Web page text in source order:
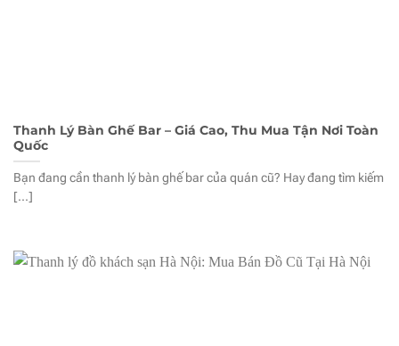
Thanh Lý Bàn Ghế Bar – Giá Cao, Thu Mua Tận Nơi Toàn
Quốc
Bạn đang cần thanh lý bàn ghế bar của quán cũ? Hay đang tìm kiếm
[...]